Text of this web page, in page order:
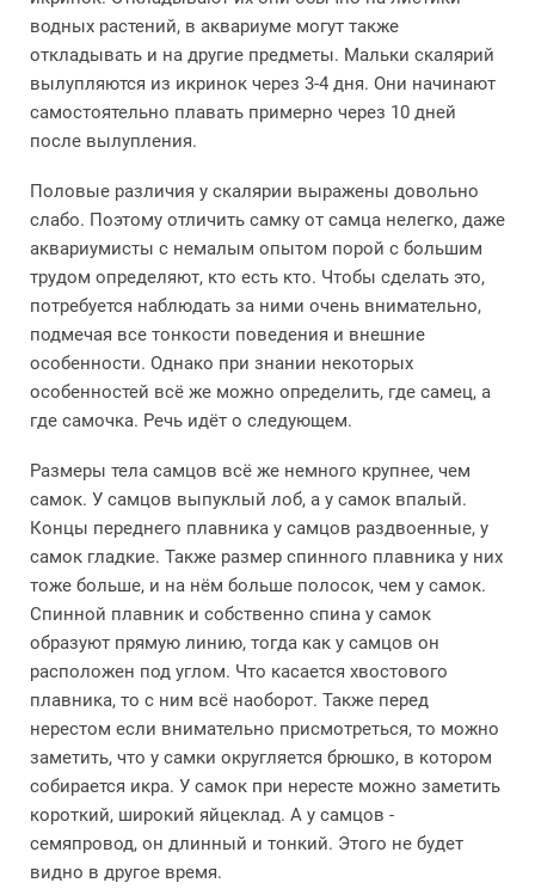
водных растений, в аквариуме могут также
откладывать и на другие предметы. Мальки скалярий
вылупляются из икринок через 3-4 дня. Они начинают
самостоятельно плавать примерно через 10 дней
после вылупления.
Половые различия у скалярии выражены довольно
слабо. Поэтому отличить самку от самца нелегко, даже
аквариумисты с немалым опытом порой с большим
трудом определяют, кто есть кто. Чтобы сделать это,
потребуется наблюдать за ними очень внимательно,
подмечая все тонкости поведения и внешние
особенности. Однако при знании некоторых
особенностей всё же можно определить, где самец, а
где самочка. Речь идёт о следующем.
Размеры тела самцов всё же немного крупнее, чем
самок. У самцов выпуклый лоб, а у самок впалый.
Концы переднего плавника у самцов раздвоенные, у
самок гладкие. Также размер спинного плавника у них
тоже больше, и на нём больше полосок, чем у самок.
Спинной плавник и собственно спина у самок
образуют прямую линию, тогда как у самцов он
расположен под углом. Что касается хвостового
плавника, то с ним всё наоборот. Также перед
нерестом если внимательно присмотреться, то можно
заметить, что у самки округляется брюшко, в котором
собирается икра. У самок при нересте можно заметить
короткий, широкий яйцеклад. А у самцов -
семяпровод, он длинный и тонкий. Этого не будет
видно в другое время.